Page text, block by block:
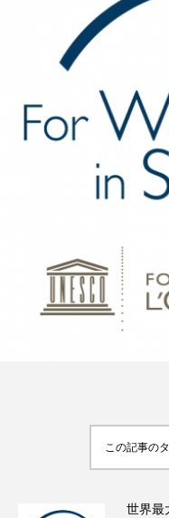
SNSの「加工顔」と美容医
がもたらす可能性とこれか
2026.07.13
TAG LIST タグ一
アスレジャーコスメ
この記事の
世界最